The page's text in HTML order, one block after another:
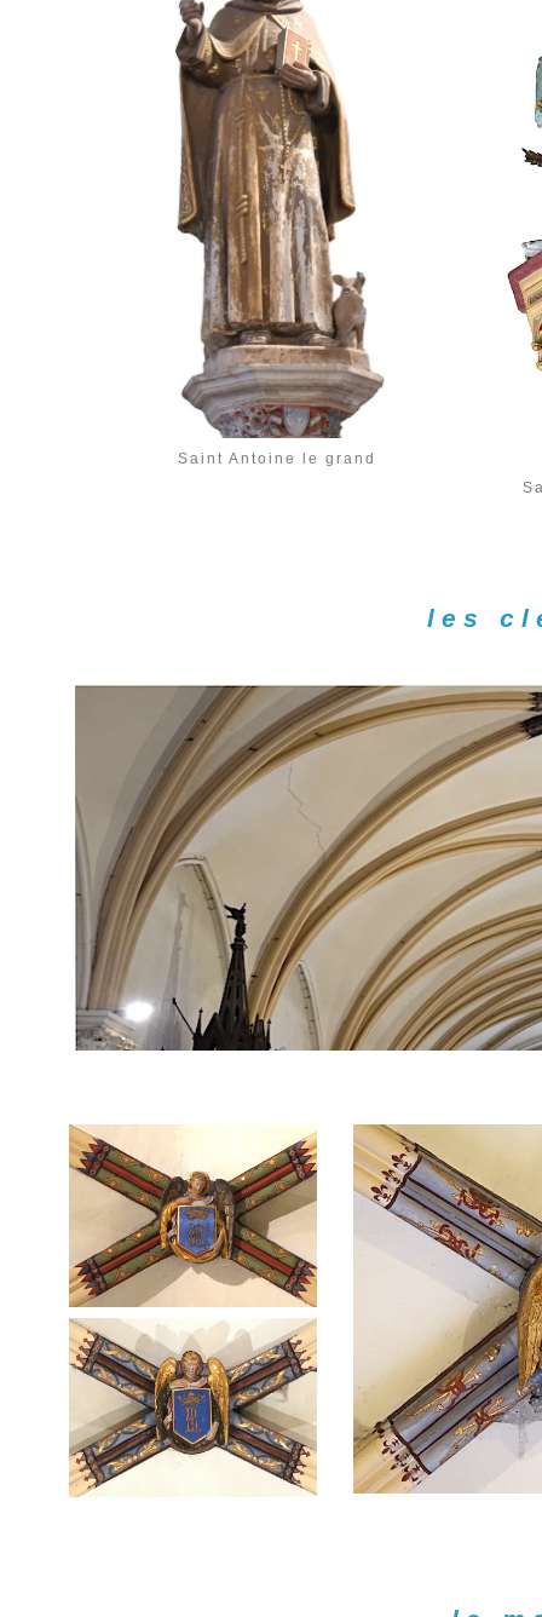
Saint Antoine le grand
les